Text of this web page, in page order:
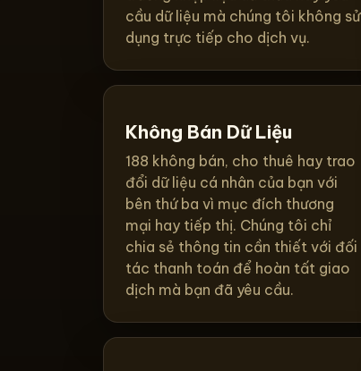
cầu dữ liệu mà chúng tôi không sử
dụng trực tiếp cho dịch vụ.
Không Bán Dữ Liệu
188 không bán, cho thuê hay trao
đổi dữ liệu cá nhân của bạn với
bên thứ ba vì mục đích thương
mại hay tiếp thị. Chúng tôi chỉ
chia sẻ thông tin cần thiết với đối
tác thanh toán để hoàn tất giao
dịch mà bạn đã yêu cầu.